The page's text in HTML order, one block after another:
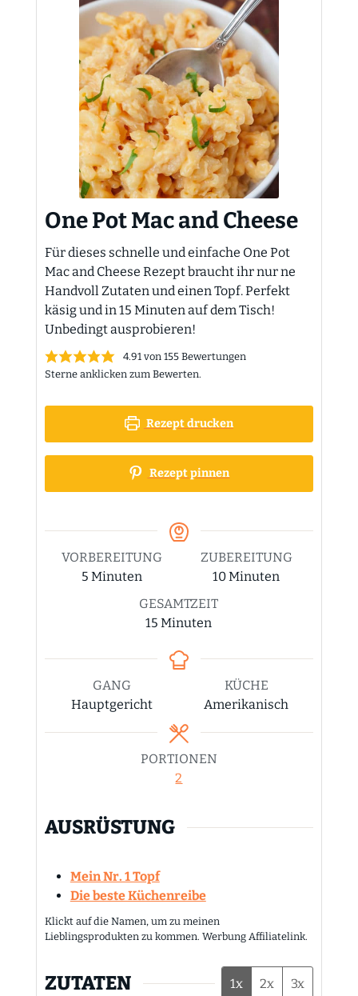
One Pot Mac and Cheese
Für dieses schnelle und einfache One Pot
Mac and Cheese Rezept braucht ihr nur ne
Handvoll Zutaten und einen Topf. Perfekt
käsig und in 15 Minuten auf dem Tisch!
Unbedingt ausprobieren!
4.91 von 155Bewertungen
Sterne anklicken zum Bewerten.
Rezept drucken
Rezept pinnen
VORBEREITUNG
5Minuten
Minuten
ZUBEREITUNG
10Minuten
Minuten
GESAMTZEIT
15 Minuten
Minuten
GANG
Hauptgericht
KÜCHE
Amerikanisch
PORTIONEN
2
AUSRÜSTUNG
Mein Nr. 1 Topf
Die beste Küchenreibe
Klickt auf die Namen, um zu meinen
Lieblingsprodukten zu kommen. Werbung Affiliatelink.
ZUTATEN 1x 2x 3x